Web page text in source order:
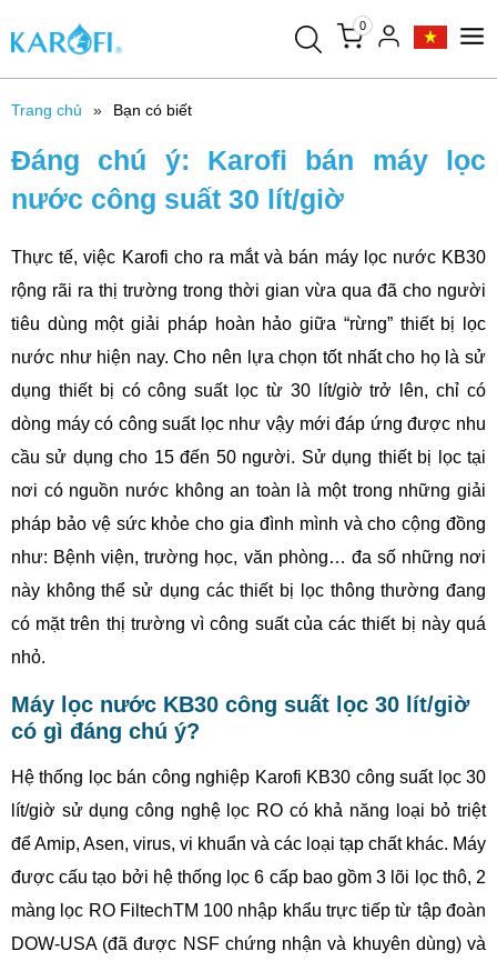
0
Trang chủ Bạn có biết
Đáng chú ý: Karofi bán máy lọc
nước công suất 30 lít/giờ
Thực tế, việc Karofi cho ra mắt và bán máy lọc nước KB30
rộng rãi ra thị trường trong thời gian vừa qua đã cho người
tiêu dùng một giải pháp hoàn hảo giữa “rừng” thiết bị lọc
nước như hiện nay. Cho nên lựa chọn tốt nhất cho họ là sử
dụng thiết bị có công suất lọc từ 30 lít/giờ trở lên, chỉ có
dòng máy có công suất lọc như vậy mới đáp ứng được nhu
cầu sử dụng cho 15 đến 50 người. Sử dụng thiết bị lọc tại
nơi có nguồn nước không an toàn là một trong những giải
pháp bảo vệ sức khỏe cho gia đình mình và cho cộng đồng
như: Bệnh viện, trường học, văn phòng… đa số những nơi
này không thể sử dụng các thiết bị lọc thông thường đang
có mặt trên thị trường vì công suất của các thiết bị này quá
nhỏ.
Máy lọc nước KB30 công suất lọc 30 lít/giờ
có gì đáng chú ý?
Hệ thống lọc bán công nghiệp Karofi KB30 công suất lọc 30
lít/giờ sử dụng công nghệ lọc RO có khả năng loại bỏ triệt
để Amip, Asen, virus, vi khuẩn và các loại tạp chất khác. Máy
được cấu tạo bởi hệ thống lọc 6 cấp bao gồm 3 lõi lọc thô, 2
màng lọc RO FiltechTM 100 nhập khẩu trực tiếp từ tập đoàn
DOW-USA (đã được NSF chứng nhận và khuyên dùng) và